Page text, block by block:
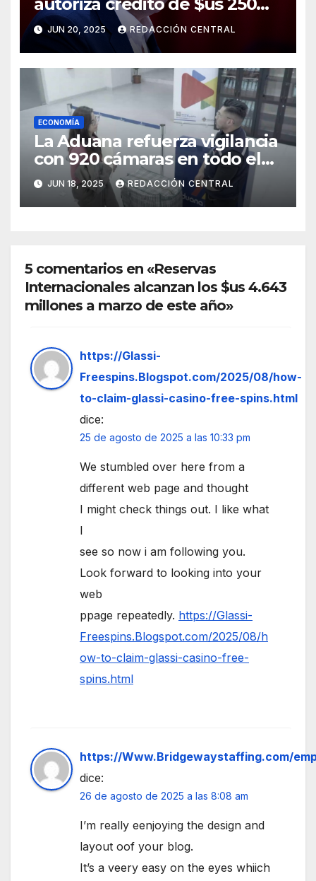
autoriza crédito de $us 250
millones del BID para
emergencias
JUN 20, 2025 REDACCIÓN CENTRAL
ECONOMÍA
La Aduana refuerza vigilancia
con 920 cámaras en todo el
país
JUN 18, 2025 REDACCIÓN CENTRAL
5 comentarios en «Reservas
Internacionales alcanzan los $us 4.643
millones a marzo de este año»
https://Glassi-
Freespins.Blogspot.com/2025/08/how-
to-claim-glassi-casino-free-spins.html
dice:
25 de agosto de 2025 a las 10:33 pm
We stumbled over here from a
different web page and thought
I might check things out. I like what
I
see so now i am following you.
Look forward to looking into your
web
ppage repeatedly. https://Glassi-
Freespins.Blogspot.com/2025/08/h
ow-to-claim-glassi-casino-free-
spins.html
https://Www.Bridgewaystaffing.com/
dice:
26 de agosto de 2025 a las 8:08 am
I’m really eenjoying the design and
layout oof your blog.
It’s a veery easy on the eyes whiich